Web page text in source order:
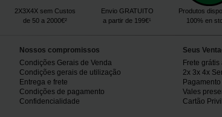
2X3X4X sem Custos
de 50 a 2000€²
Envio GRATUITO
a partir de 199€¹
Produtos
100% en
Nossos compromissos
Condições Gerais de Venda
Condições gerais de utilização
Entrega e frete
Condições de pagamento
Confidencialidade
Seus
Frete grátis
2x 3x 4x
Vales
Cartão